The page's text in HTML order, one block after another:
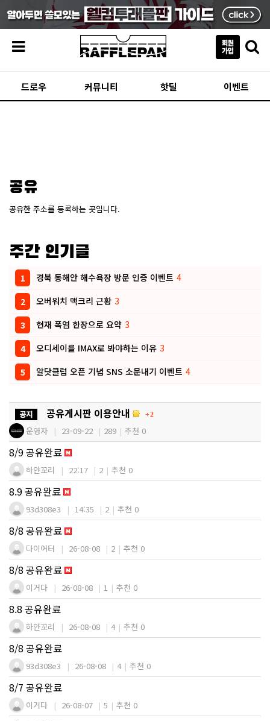
드로우 커뮤니티 핫딜 이벤트
공지사항
공유게시판 이용안내 댓글
2
운영자 23-09-22 289 추천 0
8/9 공유완료
하얀꼬리 22:17 2 추천 0
8.9 공유완료
93d308e3 14:35 2 추천 0
8/8 공유완료
다이어터 26-08-08 2 추천 0
8/8 공유완료
이거다 26-08-08 1 추천 0
8.8 공유완료
하얀꼬리 26-08-08 4 추천 0
8/8 공유완료
93d308e3 26-08-08 4 추천 0
8/7 공유완료
이거다 26-08-07 5 추천 0
공유
공유한 주소를 등록하는 곳입니다.
주간 인기글
1 경북 동해안 해수욕장 방문 인증 이벤트 4
2
오버워치 맥크리 근황 3
3
현재 폭염 한장으로 요약 3
4
오디세이를 IMAX로 봐야하는 이유 3
5
알닷클럽 오픈 기념 SNS 소문내기 이벤트 4